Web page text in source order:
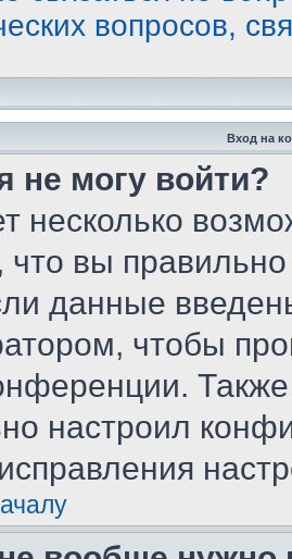
вопросов,
Вход на
не могу войти?
несколько
что вы
данные
чтобы
настроил